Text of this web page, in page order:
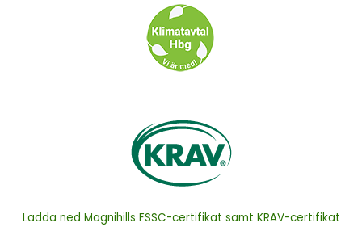
Ladda ned Magnihills FSSC-certifikat samt KRAV-certifikat